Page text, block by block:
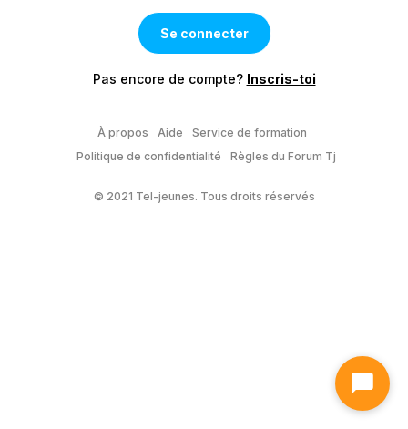
Pas encore de compte? Inscris-toi
À propos Aide
Service de formation
Politique de confidentialité
Règles du Forum Tj
© 2021 Tel-jeunes. Tous droits réservés